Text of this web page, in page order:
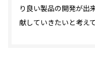
り良い製品の開発が出
献していきたいと考え